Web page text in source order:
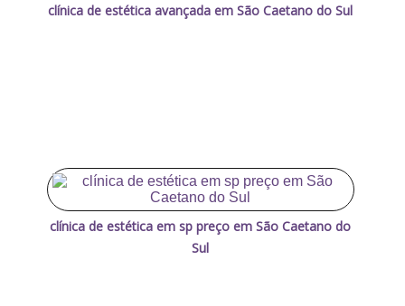
clínica de estética avançada em São Caetano do Sul
clínica de estética em sp preço em São Caetano do
Sul